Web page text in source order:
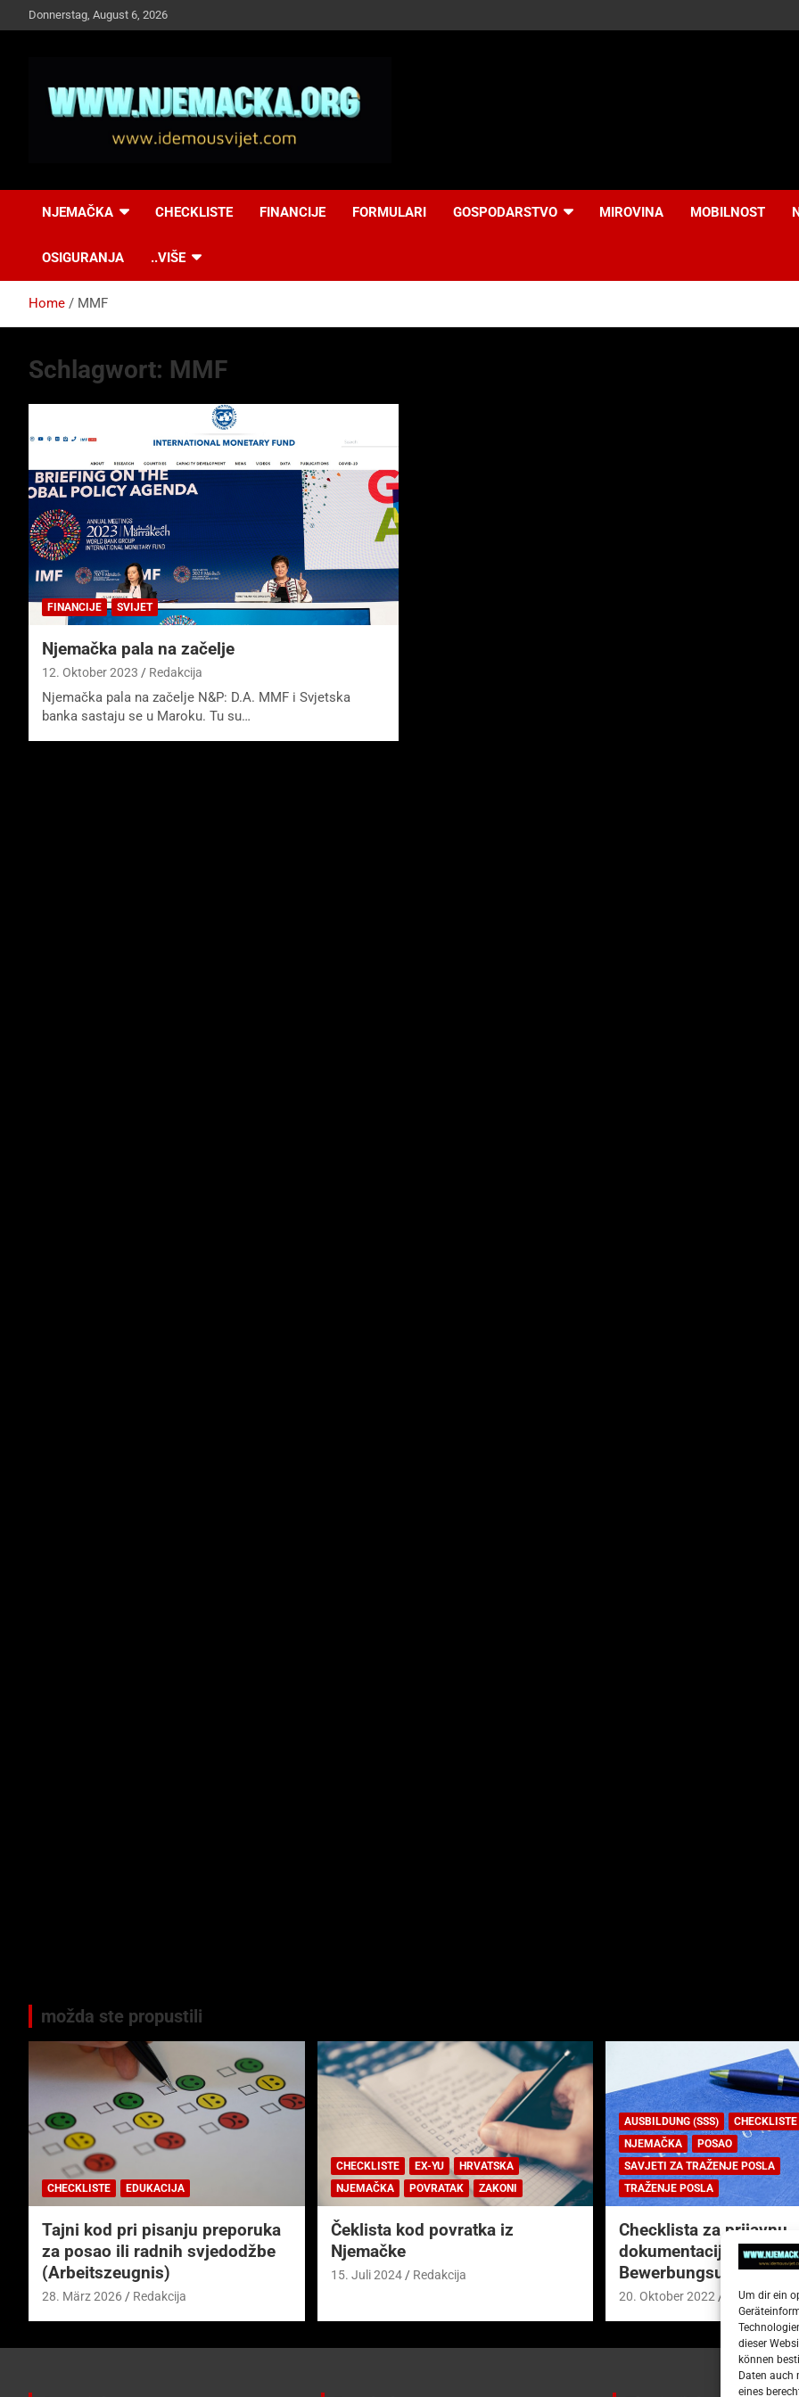
Um dir ein
dieser
können
Daten auch
eines
to
Donnerstag, August 6, 2026
Idemo u Svijet-
NJEMAČKA CHECKLISTE FINANCIJE FORMULARI GOSPODARSTVO MIROVINA MOBILNOST
OSIGURANJA ..VIŠE
Home MMF
Schlagwort: MMF
FINANCIJE SVIJET
Njemačka pala na začelje
12. Oktober 2023 Redakcija
Njemačka pala na začelje N&P: D.A. MMF i Svjetska
banka sastaju se u Maroku. Tu su…
možda ste propustili
CHECKLISTE EDUKACIJA
Tajni kod pri pisanju preporuka
za posao ili radnih svjedodžbe
(Arbeitszeugnis)
28. März 2026 Redakcija
CHECKLISTE EX-YU
HRVATSKA
NJEMAČKA
POVRATAK ZAKONI
Čeklista kod povratka iz
Njemačke
15. Juli 2024 Redakcija
AUSBILDUNG (SSS)
CHECKLISTE
NJEMAČKA
POSAO
SAVJETI ZA TRAŽENJE POSLA
TRAŽENJE POSLA
Checklista za prijavnu
dokumentaciju (njem.
20. Oktober 2022 Redakcija